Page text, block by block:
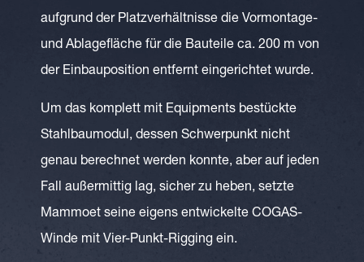
aufgrund der Platzverhältnisse die Vormontage-
und Ablagefläche für die Bauteile ca. 200 m von
der Einbauposition entfernt eingerichtet wurde.
Um das komplett mit Equipments bestückte
Stahlbaumodul, dessen Schwerpunkt nicht
genau berechnet werden konnte, aber auf jeden
Fall außermittig lag, sicher zu heben, setzte
Mammoet seine eigens entwickelte COGAS-
Winde mit Vier-Punkt-Rigging ein.